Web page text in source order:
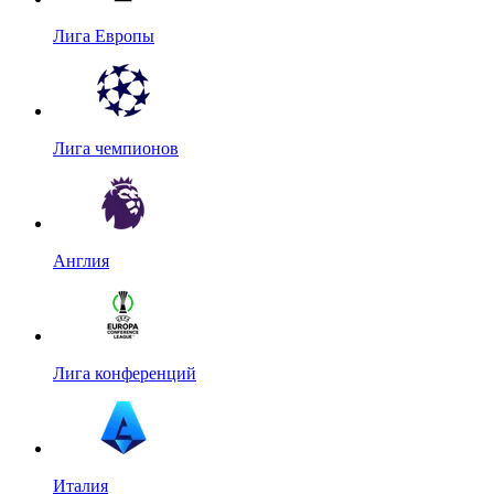
Лига Европы
Лига чемпионов
Англия
Лига конференций
Италия